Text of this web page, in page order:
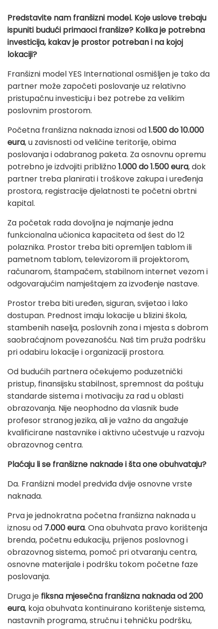
Predstavite nam franšizni model. Koje uslove trebaju
ispuniti budući primaoci franšize? Kolika je potrebna
investicija, kakav je prostor potreban i na kojoj
lokaciji?
Franšizni model YES International osmišljen je tako da
partner može započeti poslovanje uz relativno
pristupačnu investiciju i bez potrebe za velikim
poslovnim prostorom.
Početna franšizna naknada iznosi od1.500 do 10.000
eura, u zavisnosti od veličine teritorije, obima
poslovanja i odabranog paketa. Za osnovnu opremu
potrebno je izdvojiti približno 1.000 do 1.500 eura, dok
partner treba planirati i troškove zakupa i uređenja
prostora, registracije djelatnosti te početni obrtni
kapital.
Za početak rada dovoljna je najmanje jedna
funkcionalna učionica kapaciteta od šest do 12
polaznika. Prostor treba biti opremljen tablom ili
pametnom tablom, televizorom ili projektorom,
računarom, štampačem, stabilnom internet vezom i
odgovarajućim namještajem za izvođenje nastave.
Prostor treba biti uređen, siguran, svijetao i lako
dostupan. Prednost imaju lokacije u blizini škola,
stambenih naselja, poslovnih zona i mjesta s dobrom
saobraćajnom povezanošću. Naš tim pruža podršku
pri odabiru lokacije i organizaciji prostora.
Od budućih partnera očekujemo poduzetnički
pristup, finansijsku stabilnost, spremnost da poštuju
standarde sistema i motivaciju za rad u oblasti
obrazovanja. Nije neophodno da vlasnik bude
profesor stranog jezika, ali je važno da angažuje
kvalificirane nastavnike i aktivno učestvuje u razvoju
obrazovnog centra.
Plaćaju li se franšizne naknade i šta one obuhvataju?
Da. Franšizni model predviđa dvije osnovne vrste
naknada.
Prva je jednokratna početna franšizna naknada u
iznosu od 7.000 eura. Ona obuhvata pravo korištenja
brenda, početnu edukaciju, prijenos poslovnog i
obrazovnog sistema, pomoć pri otvaranju centra,
osnovne materijale i podršku tokom početne faze
poslovanja.
Druga je fiksna mjesečna franšizna naknada od 200
eura, koja obuhvata kontinuirano korištenje sistema,
nastavnih programa, stručnu i tehničku podršku,